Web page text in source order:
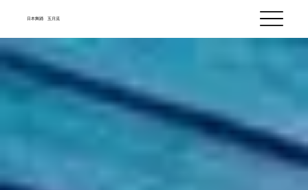
​日本舞踊 五月流